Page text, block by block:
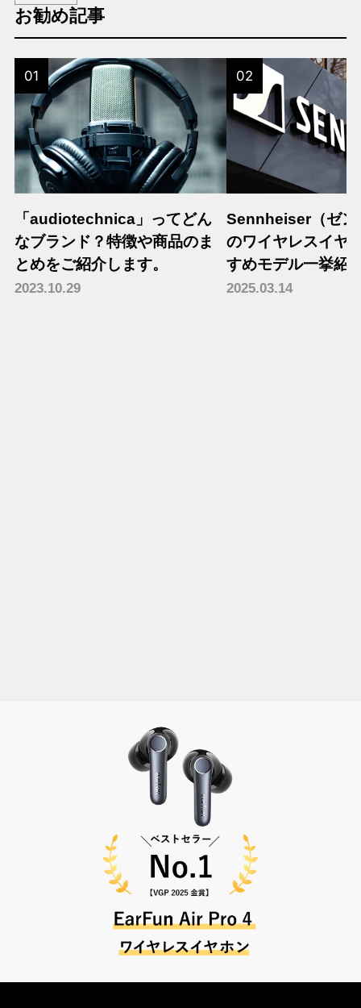
お勧め記事
01
「audiotechnica」ってどん
なブランド？特徴や商品のま
とめをご紹介します。
2023.10.29
02
Sennheiser（ゼン
のワイヤレスイヤ
すめモデル一挙紹
2025.03.14